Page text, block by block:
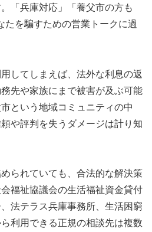
「兵庫対応」「養父市の方も
たを騙すための営業トークに過
してしまえば、法外な利息の返
先や家族にまで被害が及ぶ可能
という地域コミュニティの中
や評判を失うダメージは計り知
られていても、合法的な解決策
福祉協議会の生活福祉資金貸付
法テラス兵庫事務所、生活困窮
利用できる正規の相談先は複数